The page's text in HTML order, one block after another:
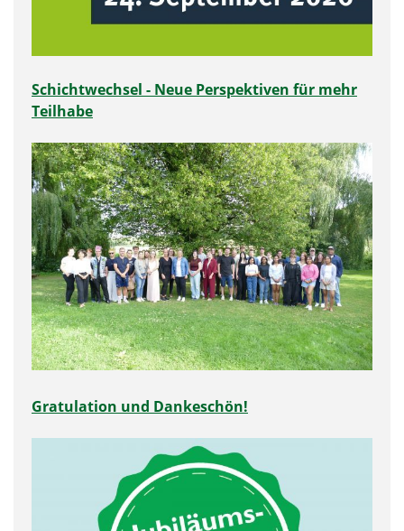
Schichtwechsel - Neue Perspektiven für mehr
Teilhabe
Gratulation und Dankeschön!